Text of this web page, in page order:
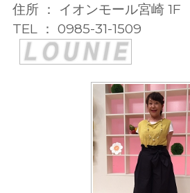
住所 ： イオンモール宮崎 1F
TEL ： 0985-31-1509